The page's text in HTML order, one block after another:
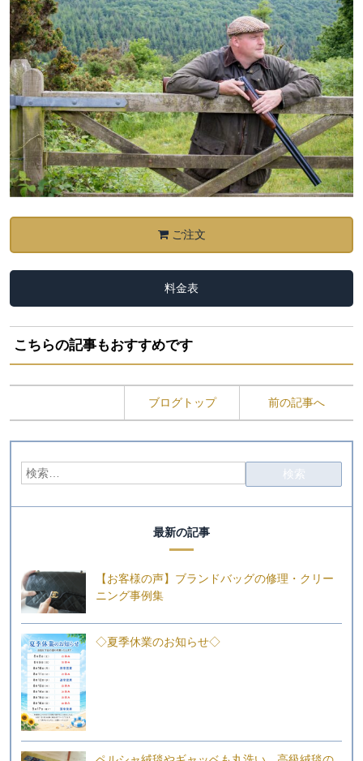
ご注文
料金表
こちらの記事もおすすめです
ブログトップ 前の記事へ
最新の記事
【お客様の声】ブランドバッグの修理・クリー
ニング事例集
◇夏季休業のお知らせ◇